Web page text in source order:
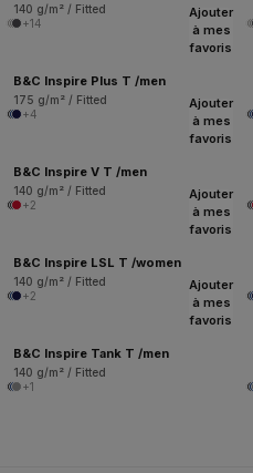
140 g/m² / Fitted
+14
Ajouter
à mes
favoris
B&C Inspire Plus T /men
175 g/m² / Fitted
+4
Ajouter
à mes
favoris
B&C Inspire V T /men
140 g/m² / Fitted
+2
Ajouter
à mes
favoris
B&C Inspire LSL T /women
140 g/m² / Fitted
+2
Ajouter
à mes
favoris
B&C Inspire Tank T /men
140 g/m² / Fitted
+1